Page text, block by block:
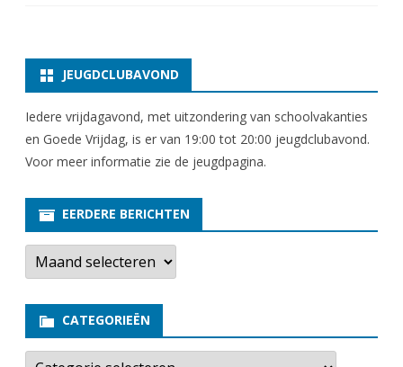
JEUGDCLUBAVOND
Iedere vrijdagavond, met uitzondering van schoolvakanties
en Goede Vrijdag, is er van 19:00 tot 20:00 jeugdclubavond.
Voor meer informatie zie de jeugdpagina.
EERDERE BERICHTEN
E
r
e
e
b
CATEGORIEËN
C